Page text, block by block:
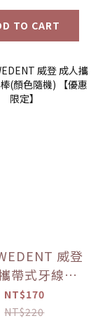
TO CART
威登
帶式牙線棒
隨機) 【優惠
限定】
NT$170
NT$220